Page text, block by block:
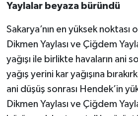
Yaylalar beyaza büründü
Sakarya’nın en yüksek noktası
Dikmen Yaylası ve Çiğdem
yağışı ile birlikte havaların ani
yağış yerini kar yağışına
ani düşüş sonrası Hendek’in
Dikmen Yaylası ve Çiğdem